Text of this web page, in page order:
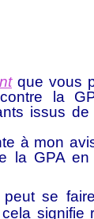
que vous
la
issus
à mon
la GPA
se
signifie